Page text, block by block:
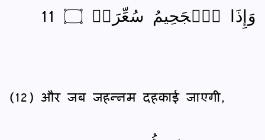
وَإِذَا ٱلۡجَحِيمُ سُعِّرَتۡ ۝ 11
(12) और जब जहन्नम दहकाई जाएगी,